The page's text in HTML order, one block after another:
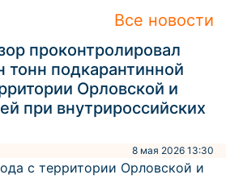
Все новости
проконтролировал
тонн подкарантинной
Орловской и
при внутрироссийских
8 мая 2026 13:30
с территории Орловской и